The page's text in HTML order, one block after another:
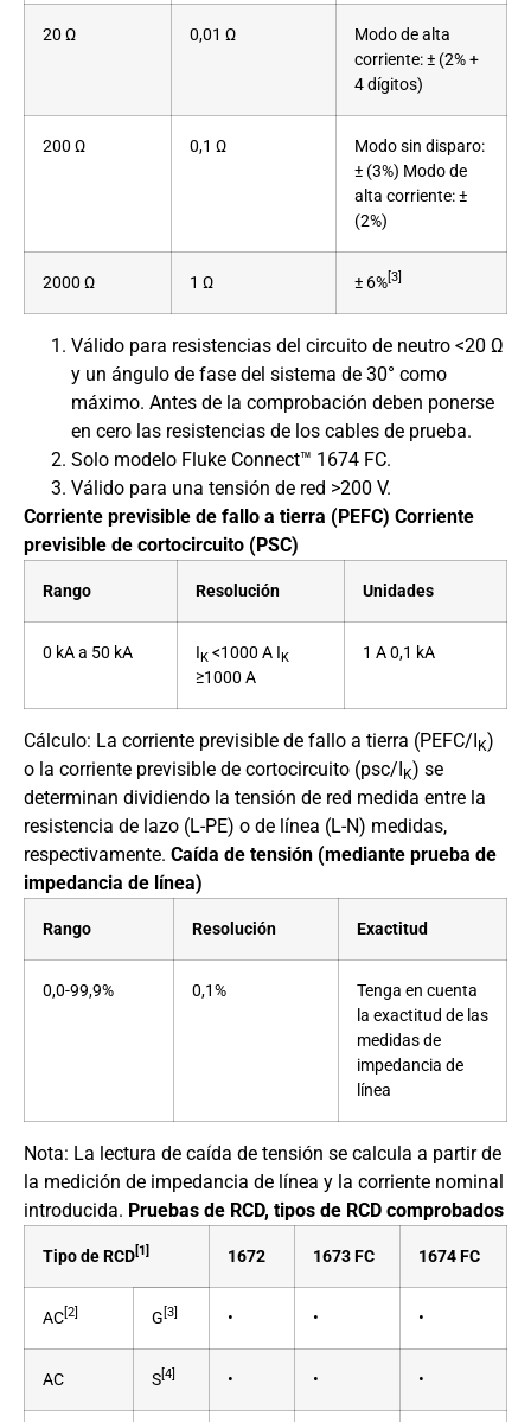
20 Ω 0,01 Ω
Modo de alta
corriente: ± (2% +
4 dígitos)
200 Ω 0,1 Ω
Modo sin disparo:
± (3%) Modo de
alta corriente: ±
(2%)
2000 Ω 1 Ω ± 6% [3]
Válido para resistencias del circuito de neutro <20 Ω
y un ángulo de fase del sistema de 30° como
máximo. Antes de la comprobación deben ponerse
en cero las resistencias de los cables de prueba.
Solo modelo Fluke Connect™ 1674 FC.
Válido para una tensión de red >200 V.
Corriente previsible de fallo a tierra (PEFC) Corriente
previsible de cortocircuito (PSC)
Rango Resolución Unidades
0 kA a 50 kA IK <1000 A IK
≥1000 A
1 A 0,1 kA
Cálculo: La corriente previsible de fallo a tierra (PEFC/IK)
o la corriente previsible de cortocircuito (psc/IK) se
determinan dividiendo la tensión de red medida entre la
resistencia de lazo (L-PE) o de línea (L-N) medidas,
respectivamente. Caída de tensión (mediante prueba de
impedancia de línea)
Rango Resolución Exactitud
0,0-99,9% 0,1%
Tenga en cuenta
la exactitud de las
medidas de
impedancia de
línea
Nota: La lectura de caída de tensión se calcula a partir de
la medición de impedancia de línea y la corriente nominal
introducida. Pruebas de RCD, tipos de RCD comprobados
Tipo de RCD[1] 1672 1673 FC 1674 FC
AC [2] G [3] • • •
AC S [4] • • •